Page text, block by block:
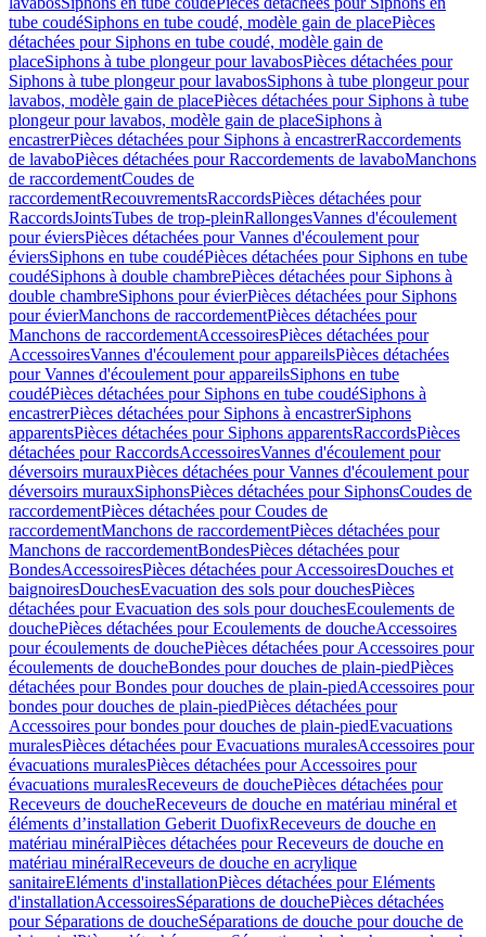
tube coudéSiphons en tube coudé, modèle gain de placePièces
détachées pour Siphons en tube coudé, modèle gain de
placeSiphons à tube plongeur pour lavabosPièces détachées pour
Siphons à tube plongeur pour lavabosSiphons à tube plongeur pour
lavabos, modèle gain de placePièces détachées pour Siphons à tube
plongeur pour lavabos, modèle gain de placeSiphons à
encastrerPièces détachées pour Siphons à encastrerRaccordements
de lavaboPièces détachées pour Raccordements de lavaboManchons
de raccordementCoudes de
raccordementRecouvrementsRaccordsPièces détachées pour
RaccordsJointsTubes de trop-pleinRallongesVannes d'écoulement
pour éviersPièces détachées pour Vannes d'écoulement pour
éviersSiphons en tube coudéPièces détachées pour Siphons en tube
coudéSiphons à double chambrePièces détachées pour Siphons à
double chambreSiphons pour évierPièces détachées pour Siphons
pour évierManchons de raccordementPièces détachées pour
Manchons de raccordementAccessoiresPièces détachées pour
AccessoiresVannes d'écoulement pour appareilsPièces détachées
pour Vannes d'écoulement pour appareilsSiphons en tube
coudéPièces détachées pour Siphons en tube coudéSiphons à
encastrerPièces détachées pour Siphons à encastrerSiphons
apparentsPièces détachées pour Siphons apparentsRaccordsPièces
détachées pour RaccordsAccessoiresVannes d'écoulement pour
déversoirs murauxPièces détachées pour Vannes d'écoulement pour
déversoirs murauxSiphonsPièces détachées pour SiphonsCoudes de
raccordementPièces détachées pour Coudes de
raccordementManchons de raccordementPièces détachées pour
Manchons de raccordementBondesPièces détachées pour
BondesAccessoiresPièces détachées pour AccessoiresDouches et
baignoiresDouchesEvacuation des sols pour douchesPièces
détachées pour Evacuation des sols pour douchesEcoulements de
douchePièces détachées pour Ecoulements de doucheAccessoires
pour écoulements de douchePièces détachées pour Accessoires pour
écoulements de doucheBondes pour douches de plain-piedPièces
détachées pour Bondes pour douches de plain-piedAccessoires pour
bondes pour douches de plain-piedPièces détachées pour
Accessoires pour bondes pour douches de plain-piedEvacuations
muralesPièces détachées pour Evacuations muralesAccessoires pour
évacuations muralesPièces détachées pour Accessoires pour
évacuations muralesReceveurs de douchePièces détachées pour
Receveurs de doucheReceveurs de douche en matériau minéral et
éléments d’installation Geberit DuofixReceveurs de douche en
matériau minéralPièces détachées pour Receveurs de douche en
matériau minéralReceveurs de douche en acrylique
sanitaireEléments d'installationPièces détachées pour Eléments
d'installationAccessoiresSéparations de douchePièces détachées
pour Séparations de doucheSéparations de douche pour douche de